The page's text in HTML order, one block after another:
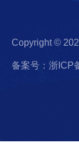
Copyright ©
备案号：浙ICP